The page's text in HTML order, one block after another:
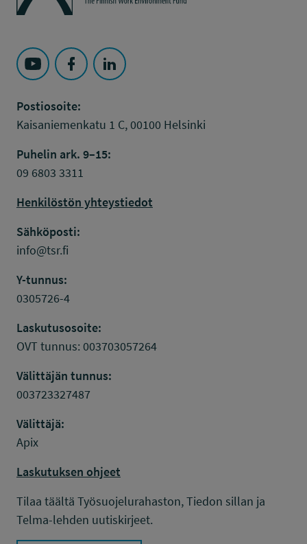
Seuraa Työsuojelurahasto kohteessa: YouTube
Seuraa Työsuojelurahasto kohteessa:
Seuraa Työsuojelurahasto kohteessa:
Postiosoite:
Kaisaniemenkatu 1 C, 00100 Helsinki
Puhelin ark. 9–15:
09 6803 3311
Henkilöstön yhteystiedot
Sähköposti:
info@tsr.fi
Y-tunnus:
0305726-4
Laskutusosoite:
OVT tunnus: 003703057264
Välittäjän tunnus:
003723327487
Välittäjä:
Apix
Laskutuksen ohjeet
Tilaa täältä Työsuojelurahaston, Tiedon sillan ja
Telma-lehden uutiskirjeet.